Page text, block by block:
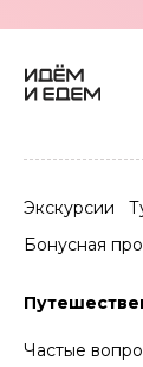
Экскурсии
Бонусная
Частые